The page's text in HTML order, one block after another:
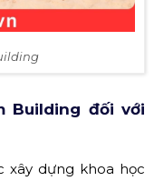
Building đối với
xây dựng khoa học